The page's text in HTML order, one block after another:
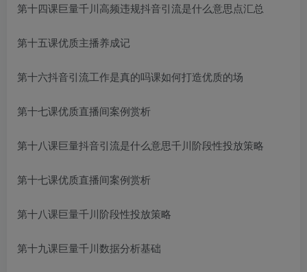
第十四课巨量千川高频违规抖音引流是什么意思点汇总
第十五课优质主播养成记
第十六抖音引流工作是真的吗课如何打造优质的场
第十七课优质直播间案例赏析
第十八课巨量抖音引流是什么意思千川阶段性投放策略
第十七课优质直播间案例赏析
第十八课巨量千川阶段性投放策略
第十九课巨量千川数据分析基础